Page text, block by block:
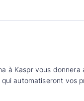
à Kaspr vous donnera
automatiseront vos